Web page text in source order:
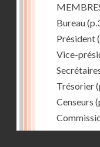
Bureau
Président
Vice-
Trésorier
Censeurs
Comité